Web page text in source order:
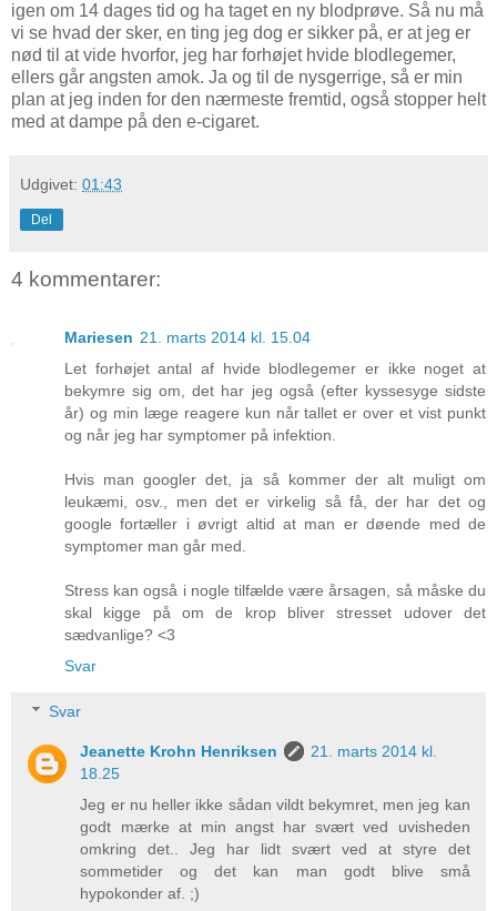
igen om 14 dages tid og ha taget en ny blodprøve. Så nu må
vi se hvad der sker, en ting jeg dog er sikker på, er at jeg er
nød til at vide hvorfor, jeg har forhøjet hvide blodlegemer,
ellers går angsten amok. Ja og til de nysgerrige, så er min
plan at jeg inden for den nærmeste fremtid, også stopper helt
med at dampe på den e-cigaret.
Udgivet: 01:43
Del
4 kommentarer:
Mariesen 21. marts 2014 kl. 15.04
Let forhøjet antal af hvide blodlegemer er ikke noget at
bekymre sig om, det har jeg også (efter kyssesyge sidste
år) og min læge reagere kun når tallet er over et vist punkt
og når jeg har symptomer på infektion.
Hvis man googler det, ja så kommer der alt muligt om
leukæmi, osv., men det er virkelig så få, der har det og
google fortæller i øvrigt altid at man er døende med de
symptomer man går med.
Stress kan også i nogle tilfælde være årsagen, så måske du
skal kigge på om de krop bliver stresset udover det
sædvanlige? <3
Svar
Svar
Jeanette Krohn Henriksen
21. marts 2014 kl.
18.25
Jeg er nu heller ikke sådan vildt bekymret, men jeg kan
godt mærke at min angst har svært ved uvisheden
omkring det.. Jeg har lidt svært ved at styre det
sommetider og det kan man godt blive små
hypokonder af. ;)